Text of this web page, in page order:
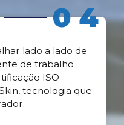
lado a lado de
de trabalho
ISO-
tecnologia que
04